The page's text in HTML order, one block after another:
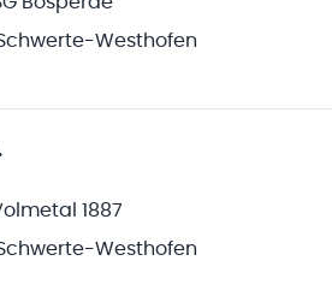
Schwerte-Westhofen
1887
Schwerte-Westhofen